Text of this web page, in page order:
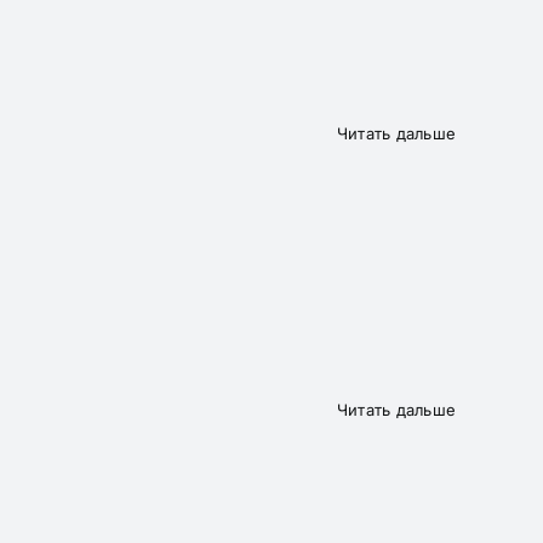
Читать дальше
Читать дальше